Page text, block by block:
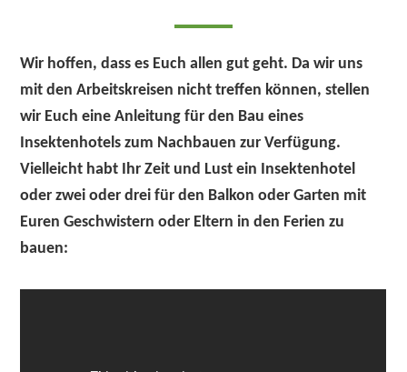
Wir hoffen, dass es Euch allen gut geht. Da wir uns
mit den Arbeitskreisen nicht treffen können, stellen
wir Euch eine Anleitung für den Bau eines
Insektenhotels zum Nachbauen zur Verfügung.
Vielleicht habt Ihr Zeit und Lust ein Insektenhotel
oder zwei oder drei für den Balkon oder Garten mit
Euren Geschwistern oder Eltern in den Ferien zu
bauen: